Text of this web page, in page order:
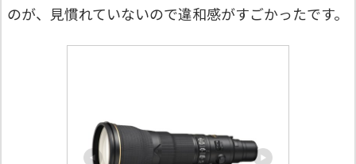
のが、見慣れていないので違和感がすごかったです。